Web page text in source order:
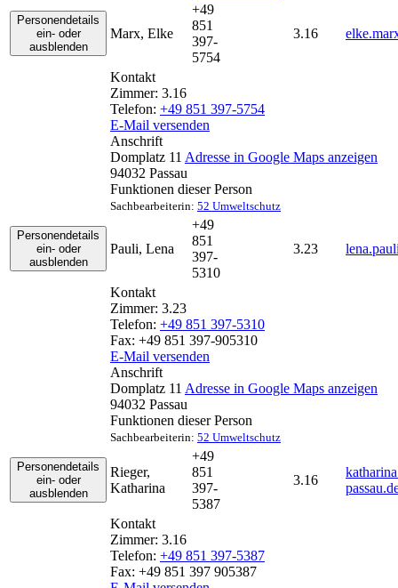
Personendetails
ein- oder
ausblenden
Marx, Elke
+49
851
397-
5754
3.16
Kontakt
Zimmer: 3.16
Telefon: +49 851 397-5754
E-Mail versenden
Anschrift
Domplatz 11 Adresse in Google Maps anzeigen
94032 Passau
Funktionen dieser Person
Sachbearbeiterin: 52 Umweltschutz
Personendetails
ein- oder
ausblenden
Pauli, Lena
+49
851
397-
5310
3.23
Kontakt
Zimmer: 3.23
Telefon: +49 851 397-5310
Fax: +49 851 397-905310
E-Mail versenden
Anschrift
Domplatz 11 Adresse in Google Maps anzeigen
94032 Passau
Funktionen dieser Person
Sachbearbeiterin: 52 Umweltschutz
Personendetails
ein- oder
ausblenden
Rieger,
Katharina
+49
851
397-
5387
3.16
Kontakt
Zimmer: 3.16
Telefon: +49 851 397-5387
Fax: +49 851 397 905387